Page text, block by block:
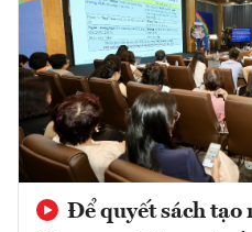
Để quyết sách tạo